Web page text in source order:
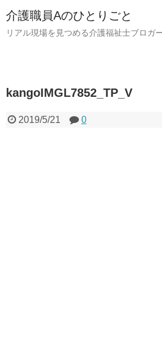
介護職員Aのひとりごと
リアル現場を見つめる介護福祉士ブロガ
kangoIMGL7852_TP_V
2019/5/21 0